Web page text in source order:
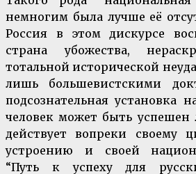
немногим была лучше её
Россия в этом дискурсе
страна убожества,
тотальной исторической
лишь большевистскими
подсознательная установка
человек может быть успешен
действует вопреки своему
устроению и своей
“Путь к успеху для